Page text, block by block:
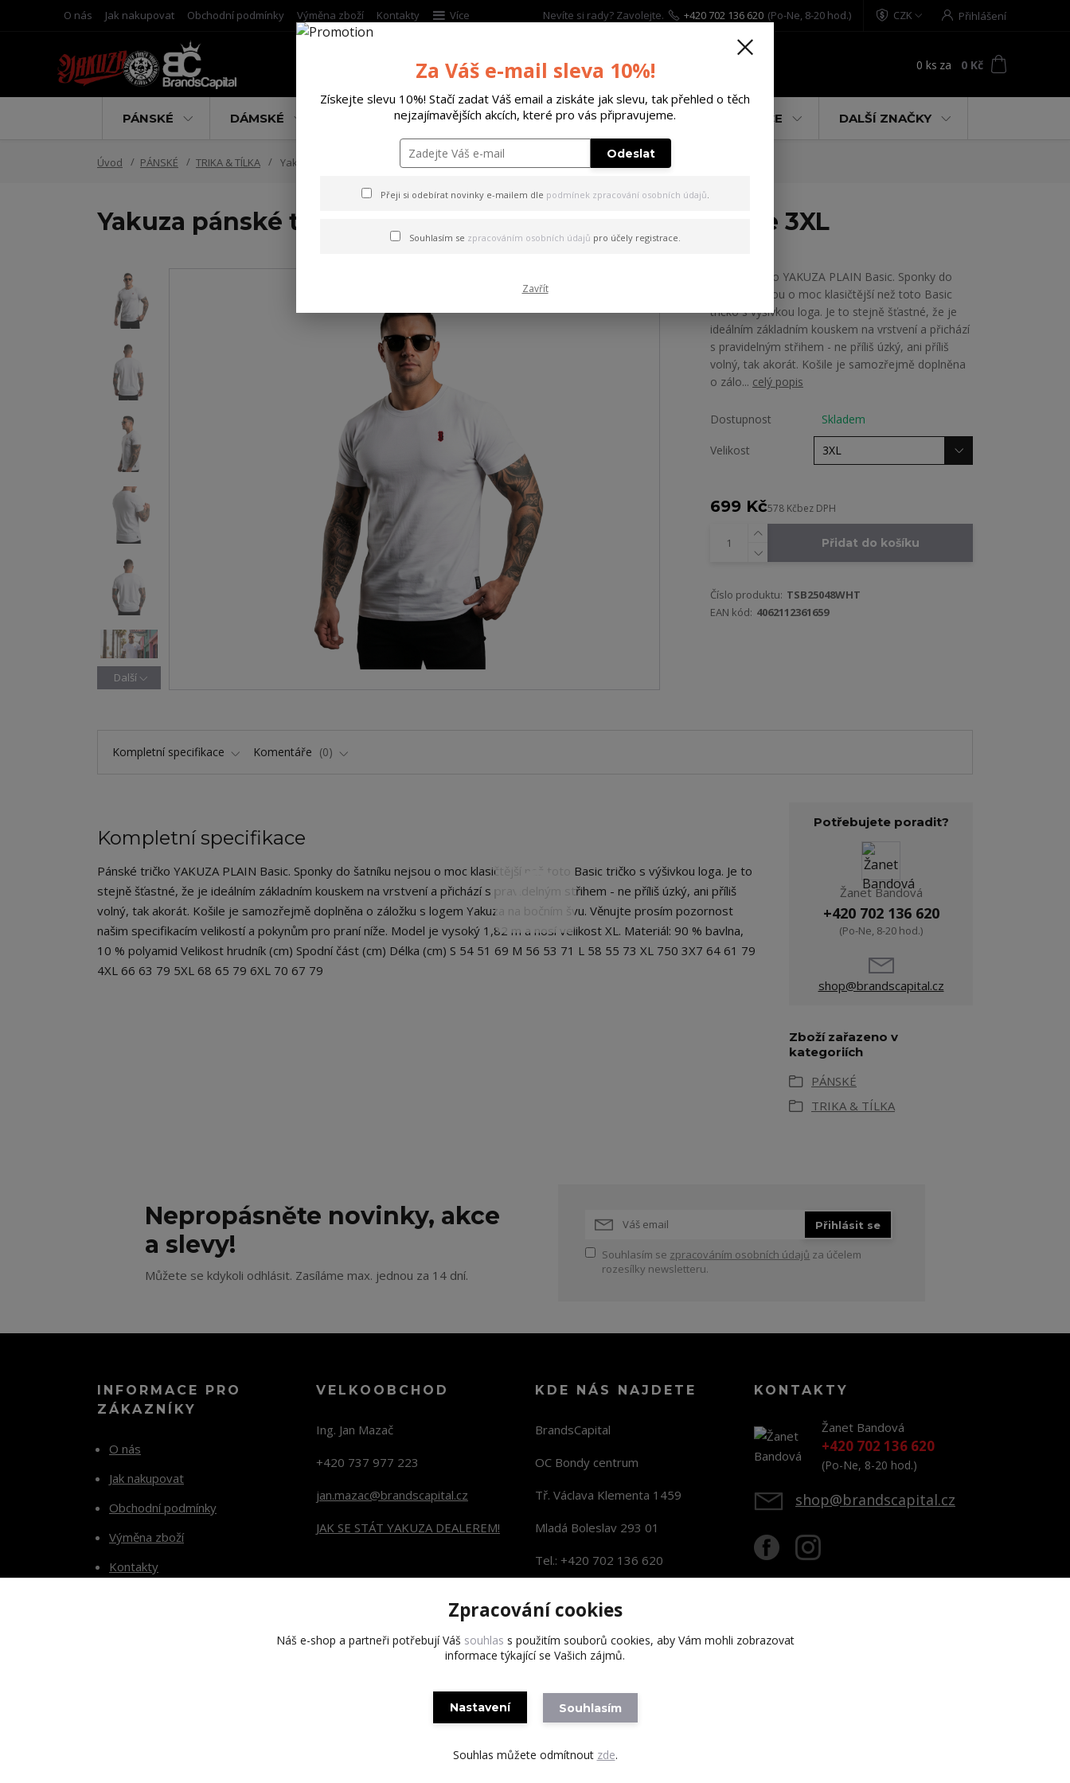
O nás Jak nakupovat Obchodní podmínky Výměna zboží Kontakty Více CZK Přihlášení
Nevíte si rady? Zavolejte. +420 702 136 620 (Po-Ne, 8-20 hod.)
0 ks za 0 Kč
PÁNSKÉ DÁMSKÉ DOPLŇKY DÁRKOVÉ POUKAZY % AKCE DALŠÍ ZNAČKY
Úvod PÁNSKÉ TRIKA & TÍLKA Yakuza pánské tričko Plain Regular Basic T-Shirt white 3XL
Yakuza pánské tričko Plain Regular Basic T-Shirt white 3XL
Další
Pánské tričko YAKUZA PLAIN Basic. Sponky do
šatníku nejsou o moc klasičtější než toto Basic
tričko s výšivkou loga. Je to stejně šťastné, že je
ideálním základním kouskem na vrstvení a přichází
s pravidelným střihem - ne příliš úzký, ani příliš
volný, tak akorát. Košile je samozřejmě doplněna
o zálo... celý popis
Dostupnost Skladem
Velikost
699 Kč578 Kčbez DPH
Přidat do košíku
Číslo produktu: TSB25048WHT
EAN kód: 4062112361659
Kompletní specifikace Komentáře 0
Kompletní specifikace
Pánské tričko YAKUZA PLAIN Basic. Sponky do šatníku nejsou o moc klasičtější než toto Basic tričko s výšivkou loga. Je to
stejně šťastné, že je ideálním základním kouskem na vrstvení a přichází s pravidelným střihem - ne příliš úzký, ani příliš
volný, tak akorát. Košile je samozřejmě doplněna o záložku s logem Yakuza na bočním švu. Věnujte prosím pozornost
našim specifikacím velikostí a pokynům pro praní níže. Model je vysoký 1,82 m a nosí velikost XL. Materiál: 90 % bavlna,
10 % polyamid Velikost hrudník (cm) Spodní část (cm) Délka (cm) S 54 51 69 M 56 53 71 L 58 55 73 XL 750 3X7 64 61 79
4XL 66 63 79 5XL 68 65 79 6XL 70 67 79
Potřebujete poradit?
Žanet Bandová
+420 702 136 620
(Po-Ne, 8-20 hod.)
shop@brandscapital.cz
Zboží zařazeno v
kategoriích
PÁNSKÉ
TRIKA & TÍLKA
Nepropásněte novinky, akce
a slevy!
Můžete se kdykoli odhlásit. Zasíláme max. jednou za 14 dní.
Přihlásit se
Souhlasím se zpracováním osobních údajů za účelem
rozesílky newsletteru.
INFORMACE PRO
ZÁKAZNÍKY
O nás
Jak nakupovat
Obchodní podmínky
Výměna zboží
Kontakty
VELKOOBCHOD
Ing. Jan Mazač
+420 737 977 223
jan.mazac@brandscapital.cz
JAK SE STÁT YAKUZA DEALEREM!
KDE NÁS NAJDETE
BrandsCapital
OC Bondy centrum
Tř. Václava Klementa 1459
Mladá Boleslav 293 01
Tel.: +420 702 136 620
KONTAKTY
Žanet Bandová
+420 702 136 620
(Po-Ne, 8-20 hod.)
shop@brandscapital.cz
Copyright 2020 BrandsCapital s.r.o.
Za Váš e-mail sleva 10%!
Získejte slevu 10%! Stačí zadat Váš email a ziskáte jak slevu, tak přehled o těch
nejzajímavějších akcích, které pro vás připravujeme.
Odeslat
Přeji si odebírat novinky e-mailem dle podmínek zpracování osobních údajů.
Souhlasím se zpracováním osobních údajů pro účely registrace.
Zavřít
Zpracování cookies
Náš e-shop a partneři potřebují Váš souhlas s použitím souborů cookies, aby Vám mohli zobrazovat
informace týkající se Vašich zájmů.
Nastavení Souhlasím
Souhlas můžete odmítnout zde.